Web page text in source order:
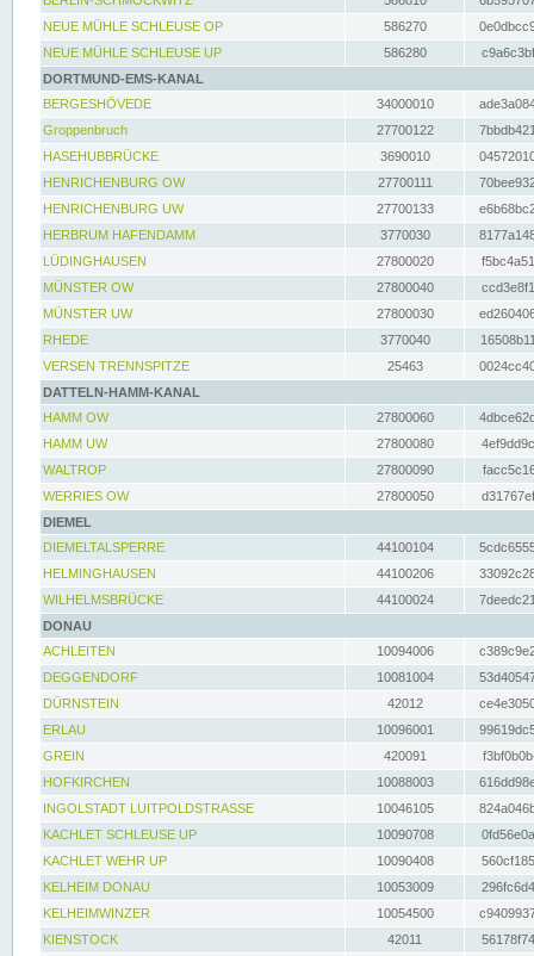
NEUE MÜHLE SCHLEUSE OP
586270
NEUE MÜHLE SCHLEUSE UP
586280
DORTMUND-EMS-KANAL
BERGESHÖVEDE
34000010
Groppenbruch
27700122
HASEHUBBRÜCKE
3690010
HENRICHENBURG OW
27700111
HENRICHENBURG UW
27700133
HERBRUM HAFENDAMM
3770030
LÜDINGHAUSEN
27800020
MÜNSTER OW
27800040
MÜNSTER UW
27800030
RHEDE
3770040
VERSEN TRENNSPITZE
25463
DATTELN-HAMM-KANAL
HAMM OW
27800060
HAMM UW
27800080
WALTROP
27800090
WERRIES OW
27800050
DIEMEL
DIEMELTALSPERRE
44100104
HELMINGHAUSEN
44100206
WILHELMSBRÜCKE
44100024
DONAU
ACHLEITEN
10094006
DEGGENDORF
10081004
DÜRNSTEIN
42012
ERLAU
10096001
GREIN
420091
HOFKIRCHEN
10088003
INGOLSTADT LUITPOLDSTRASSE
10046105
KACHLET SCHLEUSE UP
10090708
KACHLET WEHR UP
10090408
KELHEIM DONAU
10053009
KELHEIMWINZER
10054500
KIENSTOCK
42011